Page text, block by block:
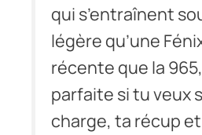
qui s’entraînent
légère qu’une
récente que la
parfaite si tu veux
charge, ta récup